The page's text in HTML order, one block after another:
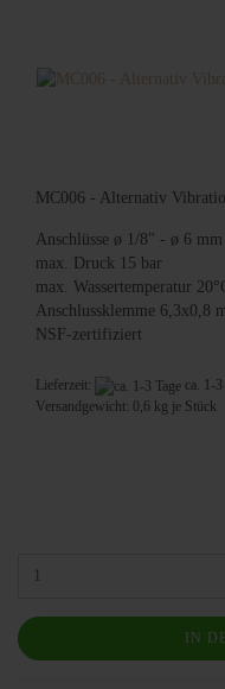
MC006 - Alternativ
Anschlüsse ø 1/8" - ø 6 mm
max. Druck 15 bar
max. Wassertemperatur
Anschlussklemme 6,3x0,8
NSF-zertifiziert
Lieferzeit: ca. 1-3
Versandgewicht: 0,6 kg je Stück
IN